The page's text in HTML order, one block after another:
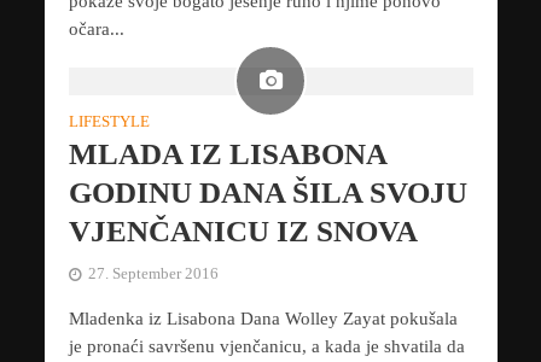
očara...
LIFESTYLE
MLADA IZ LISABONA
GODINU DANA ŠILA SVOJU
VJENČANICU IZ SNOVA
27. September 2016
Mladenka iz Lisabona Dana Wolley Zayat pokušala
je pronaći savršenu vjenčanicu, a kada je shvatila da